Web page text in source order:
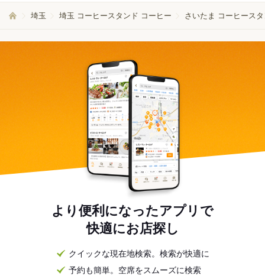
埼玉 埼玉 コーヒースタンド コーヒー さいたま コーヒース
より便利になったアプリで
快適にお店探し
クイックな現在地検索。検索が快適に
予約も簡単。空席をスムーズに検索